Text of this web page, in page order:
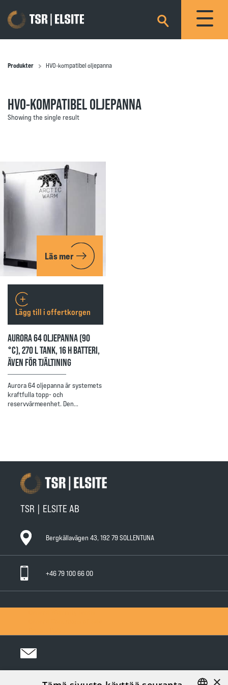
×
Produkter HVO-kompatibel oljepanna
HVO-KOMPATIBEL OLJEPANNA
Showing the single result
Läs mer
AURORA 64 OLJEPANNA (90
°C), 270 L TANK, 16 H BATTERI,
ÄVEN FÖR TJÄLTINING
Aurora 64 oljepanna är systemets
kraftfulla topp- och
reservvärmeenhet. Den…
Lägg till i offertkorgen
TSR | ELSITE AB
Bergkällavägen 43, 192 79 SOLLENTUNA
+46 79 100 66 00
×